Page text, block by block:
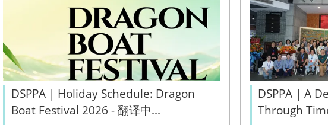
DSPPA | Holiday Schedule: Dragon
Boat Festival 2026 - 翻译中...
DSPPA | A
Through